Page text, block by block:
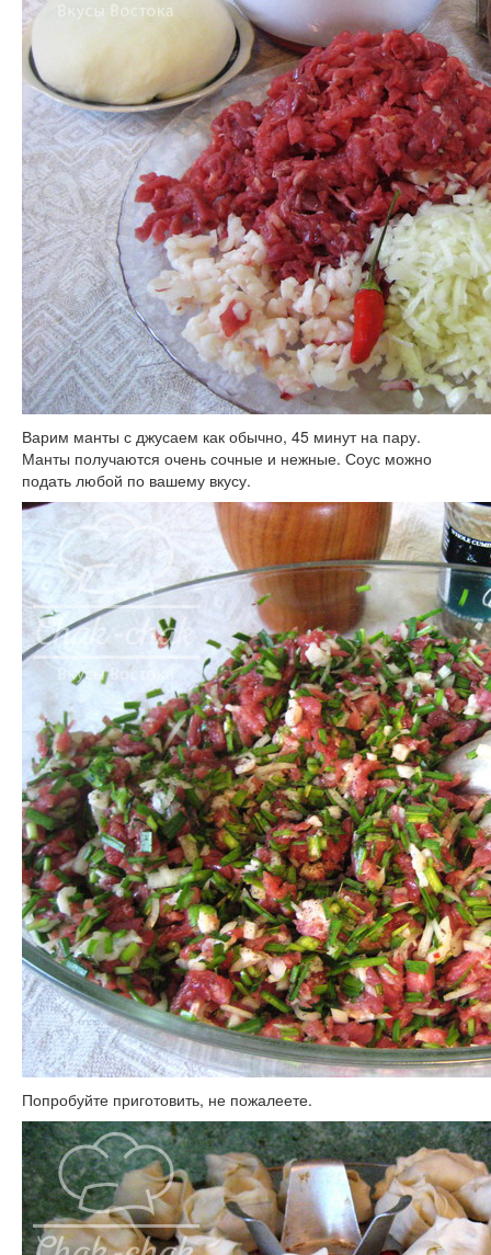
Варим манты с джусаем как обычно, 45 минут на пару.
Манты получаются очень сочные и нежные. Соус можно
подать любой по вашему вкусу.
Попробуйте приготовить, не пожалеете.